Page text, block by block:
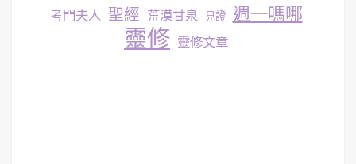
考門夫人 聖經 荒漠甘泉 見證 週一嗎哪
靈修 靈修文章